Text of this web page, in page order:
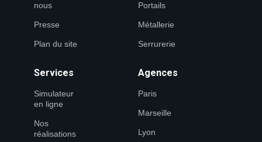
nous
Presse
Plan du site
Portails
Métallerie
Serrurerie
Services
Simulateur
en ligne
Nos
réalisations
Agences
Paris
Marseille
Lyon